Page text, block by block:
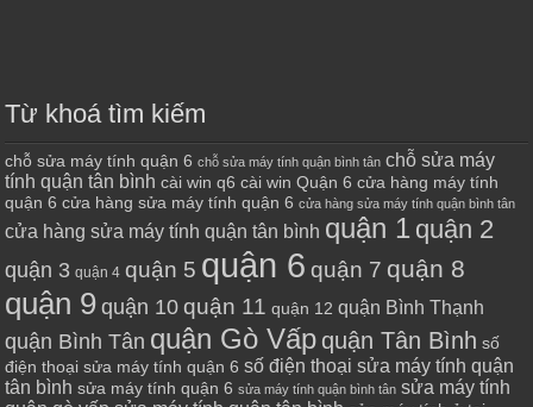
Từ khoá tìm kiếm
chỗ sửa máy tính quận 6 chỗ sửa máy tính quận bình tân chỗ sửa máy
tính quận tân bình cài win q6 cài win Quận 6 cửa hàng máy tính
quận 6 cửa hàng sửa máy tính quận 6 cửa hàng sửa máy tính quận bình tân
cửa hàng sửa máy tính quận tân bình quận 1 quận 2
quận 3 quận 4 quận 5 quận 6 quận 7 quận 8
quận 9 quận 10 quận 11 quận 12 quận Bình Thạnh
quận Bình Tân quận Gò Vấp quận Tân Bình số
điện thoại sửa máy tính quận 6 số điện thoại sửa máy tính quận
tân bình sửa máy tính quận 6 sửa máy tính quận bình tân sửa máy tính